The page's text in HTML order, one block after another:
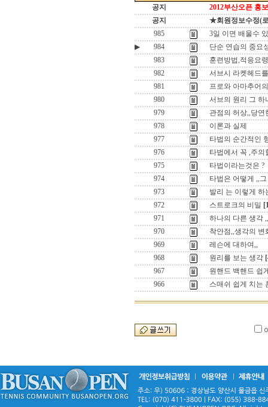
공지
2012부산오픈 홍
공지
★회원정보수정(
985
3일 이면 배울수
▶
984
단순 연습의 중요
983
훈련방법,적응요령
982
서브시 라켓헤드
981
프로와 아마추어
980
서브의 원리 그 하
979
관점의 허상,,당연
978
이론과 실제
977
타법의 순간적인
976
타법에서 꼭 ,주의
975
타법이라는것은 ?
974
타법은 어떻게 ,,
973
발리 는 이렇게 하
972
스트로크의 비밀
971
하나의 다른 생각 ,,
970
착안점,,생각의 변
969
레슨에 대하여,,
968
원리를 보는 생각
967
원핸드 백핸드 쉽
966
스매쉬 쉽게 치는